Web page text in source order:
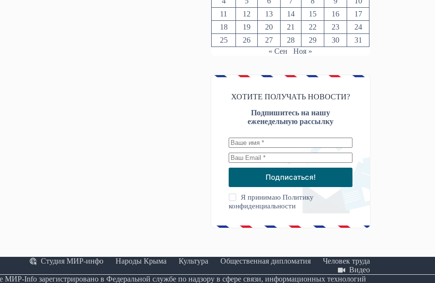
11
12 13 14 15 16
17
18
19 20 21 22 23
24
25
26 27 28 29 30
31
« Сен
Ноя »
ХОТИТЕ ПОЛУЧАТЬ НОВОСТИ?
Подпишитесь на нашу
еженедельную рассылку
Подписаться!
Я принимаюПолитику
конфиденциальности
Студия МИР-инфо Народы Крыма Культура Общественная дипломатия
Человек труда
Видео
МИР-Info зарегистрировано в Федеральной службе по надзору в сфере связи, информационных технологий